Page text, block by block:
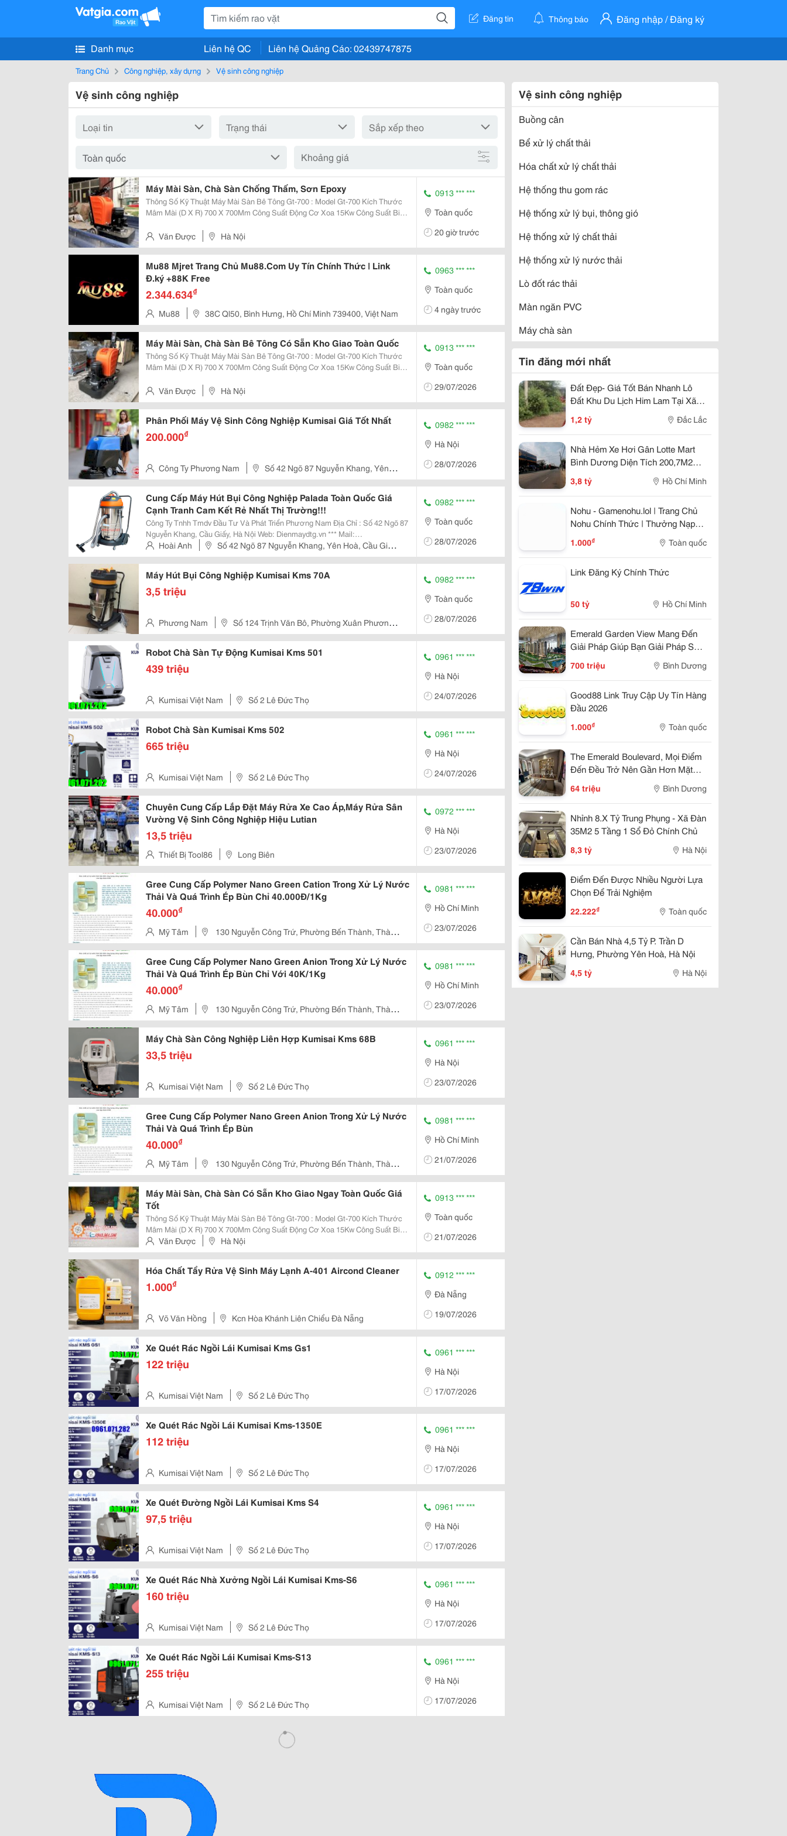
Đăng tin Thông báo Đăng nhập / Đăng ký
Danh mục Liên hệ QC Liên hệ Quảng Cáo: 02439747875
Trang Chủ Công nghiệp, xây dựng Vệ sinh công nghiệp
Vệ sinh công nghiệp
Khoảng giá
Máy Mài Sàn, Chà Sàn Chống Thấm, Sơn Epoxy
Thông Số Kỹ Thuật Máy Mài Sàn Bê Tông Gt-700 : Model Gt-700 Kích Thước
Mâm Mài (D X R) 700 X 700Mm Công Suất Động Cơ Xoa 15Kw Công Suất Biến
Văn Được Hà Nội
0913 *** ***
Toàn quốc
20 giờ trước
Mu88 Mjret Trang Chủ Mu88.Com Uy Tín Chính Thức | Link
Đ.ký +88K Free
2.344.634₫
Mu88 38C Ql50, Bình Hưng, Hồ Chí Minh 739400, Việt Nam
0963 *** ***
Toàn quốc
4 ngày trước
Máy Mài Sàn, Chà Sàn Bê Tông Có Sẵn Kho Giao Toàn Quốc
Thông Số Kỹ Thuật Máy Mài Sàn Bê Tông Gt-700 : Model Gt-700 Kích Thước
Mâm Mài (D X R) 700 X 700Mm Công Suất Động Cơ Xoa 15Kw Công Suất Biến
Văn Được Hà Nội
0913 *** ***
Toàn quốc
29/07/2026
Phân Phối Máy Vệ Sinh Công Nghiệp Kumisai Giá Tốt Nhất
200.000₫
Công Ty Phương Nam
Số 42 Ngõ 87 Nguyễn Khang, Yên
Hoà, Cầu Giấy, Hà Nội, Việt Nam
0982 *** ***
Hà Nội
28/07/2026
Cung Cấp Máy Hút Bụi Công Nghiệp Palada Toàn Quốc Giá
Cạnh Tranh Cam Kết Rẻ Nhất Thị Trường!!!
Công Ty Tnhh Tmdv Đầu Tư Và Phát Triển Phương Nam Địa Chỉ : Số 42 Ngõ 87
Nguyễn Khang, Cầu Giấy, Hà Nội Web: Dienmaydtg.vn *** Mail:
Dienmaydtg@Gmail.com Điện Thoại Tư Vấn 24/24 : 0982.522.311 &Ndash;
0983.662.162 Giao Hàng Miễn Phí Nội...
Hoài Anh
Số 42 Ngõ 87 Nguyễn Khang, Yên Hoà, Cầu Giấy,
Hà Nội, Việt Nam
0982 *** ***
Toàn quốc
28/07/2026
Máy Hút Bụi Công Nghiệp Kumisai Kms 70A
3,5 triệu
Phương Nam
Số 124 Trịnh Văn Bô, Phường Xuân Phương,
Hà Nội
0982 *** ***
Toàn quốc
28/07/2026
Robot Chà Sàn Tự Động Kumisai Kms 501
439 triệu
Kumisai Việt Nam Số 2 Lê Đức Thọ
0961 *** ***
Hà Nội
24/07/2026
Robot Chà Sàn Kumisai Kms 502
665 triệu
Kumisai Việt Nam Số 2 Lê Đức Thọ
0961 *** ***
Hà Nội
24/07/2026
Chuyên Cung Cấp Lắp Đặt Máy Rửa Xe Cao Áp,Máy Rửa Sân
Vường Vệ Sinh Công Nghiệp Hiệu Lutian
13,5 triệu
Thiết Bị Tool86 Long Biên
0972 *** ***
Hà Nội
23/07/2026
Gree Cung Cấp Polymer Nano Green Cation Trong Xử Lý Nước
Thải Và Quá Trình Ép Bùn Chỉ 40.000Đ/1Kg
40.000₫
Mỹ Tâm
130 Nguyễn Công Trứ, Phường Bến Thành, Thành
Phố Hồ Chí Minh
0981 *** ***
Hồ Chí Minh
23/07/2026
Gree Cung Cấp Polymer Nano Green Anion Trong Xử Lý Nước
Thải Và Quá Trình Ép Bùn Chỉ Với 40K/1Kg
40.000₫
Mỹ Tâm
130 Nguyễn Công Trứ, Phường Bến Thành, Thành
Phố Hồ Chí Minh
0981 *** ***
Hồ Chí Minh
23/07/2026
Máy Chà Sàn Công Nghiệp Liên Hợp Kumisai Kms 68B
33,5 triệu
Kumisai Việt Nam Số 2 Lê Đức Thọ
0961 *** ***
Hà Nội
23/07/2026
Gree Cung Cấp Polymer Nano Green Anion Trong Xử Lý Nước
Thải Và Quá Trình Ép Bùn
40.000₫
Mỹ Tâm
130 Nguyễn Công Trứ, Phường Bến Thành, Thành
Phố Hồ Chí Minh
0981 *** ***
Hồ Chí Minh
21/07/2026
Máy Mài Sàn, Chà Sàn Có Sẵn Kho Giao Ngay Toàn Quốc Giá
Tốt
Thông Số Kỹ Thuật Máy Mài Sàn Bê Tông Gt-700 : Model Gt-700 Kích Thước
Mâm Mài (D X R) 700 X 700Mm Công Suất Động Cơ Xoa 15Kw Công Suất Biến
Tần 15Kw Nguồn Điện 380V ...
Văn Được Hà Nội
0913 *** ***
Toàn quốc
21/07/2026
Hóa Chất Tẩy Rửa Vệ Sinh Máy Lạnh A-401 Aircond Cleaner
1.000₫
Võ Văn Hồng Kcn Hòa Khánh Liên Chiểu Đà Nẵng
0912 *** ***
Đà Nẵng
19/07/2026
Xe Quét Rác Ngồi Lái Kumisai Kms Gs1
122 triệu
Kumisai Việt Nam Số 2 Lê Đức Thọ
0961 *** ***
Hà Nội
17/07/2026
Xe Quét Rác Ngồi Lái Kumisai Kms-1350E
112 triệu
Kumisai Việt Nam Số 2 Lê Đức Thọ
0961 *** ***
Hà Nội
17/07/2026
Xe Quét Đường Ngồi Lái Kumisai Kms S4
97,5 triệu
Kumisai Việt Nam Số 2 Lê Đức Thọ
0961 *** ***
Hà Nội
17/07/2026
Xe Quét Rác Nhà Xưởng Ngồi Lái Kumisai Kms-S6
160 triệu
Kumisai Việt Nam Số 2 Lê Đức Thọ
0961 *** ***
Hà Nội
17/07/2026
Xe Quét Rác Ngồi Lái Kumisai Kms-S13
255 triệu
Kumisai Việt Nam Số 2 Lê Đức Thọ
0961 *** ***
Hà Nội
17/07/2026
Vệ sinh công nghiệp
Buồng cân
Bể xử lý chất thải
Hóa chất xử lý chất thải
Hệ thống thu gom rác
Hệ thống xử lý bụi, thông gió
Hệ thống xử lý chất thải
Hệ thống xử lý nước thải
Lò đốt rác thải
Màn ngăn PVC
Máy chà sàn
Máy giặt thảm
Máy lọc rác
Máy quét rác
Máy rửa bình
Máy thông tắc
Máy ép rác
Nhà vệ sinh công cộng
Phụ kiện thiết bị làm sạch
Thiết bị làm sạch
Thiết bị vệ sinh sản phẩm
Thùng đựng dầu thải
Túi lọc bụi
Xe gom, đẩy rác
Xe quét rác
Tin đăng mới nhất
Đất Đẹp- Giá Tốt Bán Nhanh Lô
Đất Khu Du Lịch Him Lam Tại Xã
Cư Suê, Huyện Cư M''gar, Đắk Lắk
1,2 tỷ Đắc Lắc
Nhà Hẻm Xe Hơi Gân Lotte Mart
Bình Dương Diện Tích 200,7M2
3,8 tỷ Hồ Chí Minh
Nohu - Gamenohu.lol | Trang Chủ
Nohu Chính Thức | Thưởng Nạp
1.000₫ Toàn quốc
Link Đăng Ký Chính Thức
50 tỷ Hồ Chí Minh
Emerald Garden View Mang Đến
Giải Pháp Giúp Bạn Giải Pháp Sở
700 triệu Bình Dương
Good88 Link Truy Cập Uy Tín Hàng
Đầu 2026
1.000₫ Toàn quốc
The Emerald Boulevard, Mọi Điểm
Đến Đều Trở Nên Gần Hơn Mặt
64 triệu Bình Dương
Nhỉnh 8.X Tỷ Trung Phụng - Xã Đàn
35M2 5 Tầng 1 Sổ Đỏ Chính Chủ
8,3 tỷ Hà Nội
Điểm Đến Được Nhiều Người Lựa
Chọn Để Trải Nghiệm
22.222₫ Toàn quốc
Cần Bán Nhà 4,5 Tỷ P. Trần D
Hưng, Phường Yên Hoà, Hà Nội
4,5 tỷ Hà Nội